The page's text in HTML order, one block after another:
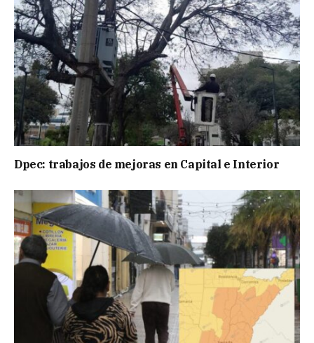
Dpec: trabajos de mejoras en Capital e Interior